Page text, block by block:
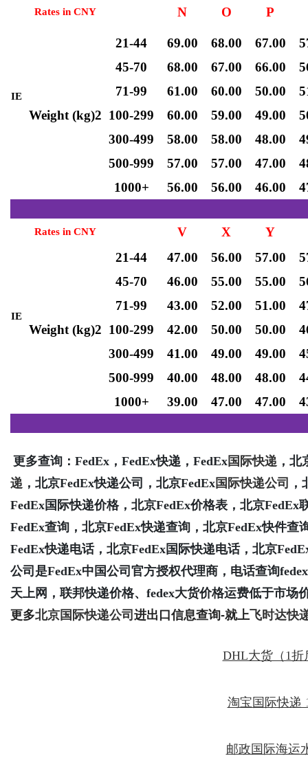
IE
Rates in CNY N O P
Weight (kg)2
21-44 69.00 68.00 67.00
45-70
68.00 67.00 66.00
71-99
61.00 60.00 50.00
100-299
60.00 59.00 49.00
300-499
58.00 58.00 48.00
500-999
57.00 57.00 47.00
1000+
56.00 56.00 46.00
IE
Rates in CNY V X Y
Weight (kg)2
21-44 47.00 56.00 57.00
45-70
46.00 55.00 55.00
71-99
43.00 52.00 51.00
100-299
42.00 50.00 50.00
300-499
41.00 49.00 49.00
500-999
40.00 48.00 48.00
1000+
39.00 47.00 47.00
更多查询：FedEx，FedEx快递，FedEx国际快递 ，
递 ，北京FedEx快递公司 ，北京FedEx国际快递公司 ，
FedEx国际快递价格，北京FedEx价格表 ，北京FedEx
FedEx查询，北京FedEx快递查询，北京FedEx快件
FedEx快递电话，北京FedEx国际快递电话，北京
公司是FedEx中国公司官方授权代理商，电话查询
天上网，联邦快递价格、fedex大货价格运费低于市场
更多北京国际快递公司 进出口信息查询-就上飞时达快
DHL大货（1折
淘宝国际快递
邮政国际海运